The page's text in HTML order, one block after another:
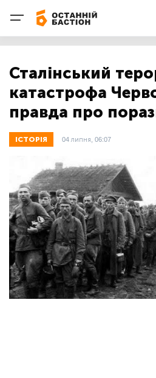
Сталінський
катастрофа
правда про
ІСТОРІЯ 04 липня, 06:07